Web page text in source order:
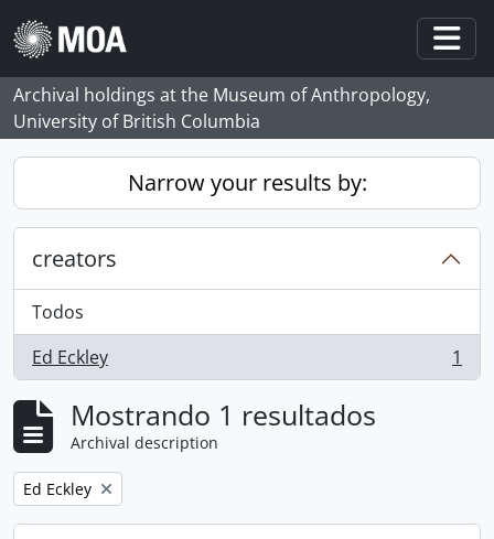
Skip to main content
Archival holdings at the Museum of Anthropology,
University of British Columbia
Narrow your results by:
creators
Todos
Ed Eckley
, 1 resultados 1
Mostrando 1 resultados
Archival description
Remove filter:
Ed Eckley